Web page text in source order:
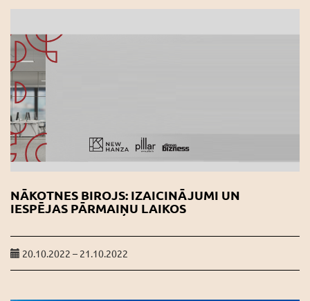
NĀKOTNES BIROJS: IZAICINĀJUMI UN
IESPĒJAS PĀRMAIŅU LAIKOS
20.10.2022 – 21.10.2022